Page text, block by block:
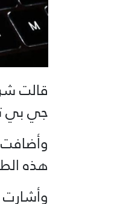
جي بي تي” يتلقى 2.5
هذه